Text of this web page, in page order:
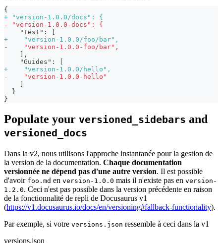
{
+ "version-1.0.0/docs": {
-
"version-1.0.0-docs": {
   "Test": [
+
    "version-1.0.0/foo/bar",
-
    "version-1.0.0-foo/bar",
   ],
   "Guides": [
+
    "version-1.0.0/hello",
-
    "version-1.0.0-hello"
}
}
Populate your versioned_sidebars and
versioned_docs
Dans la v2, nous utilisons l'approche instantanée pour la gestion de
la version de la documentation. Chaque documentation
versionnée ne dépend pas d'une autre version. Il est possible
d'avoir foo.md en version-1.0.0 mais il n'existe pas en version-
1.2.0. Ceci n'est pas possible dans la version précédente en raison
de la fonctionnalité de repli de Docusaurus v1
(https://v1.docusaurus.io/docs/en/versioning#fallback-functionality).
Par exemple, si votre versions.json ressemble à ceci dans la v1
versions.json